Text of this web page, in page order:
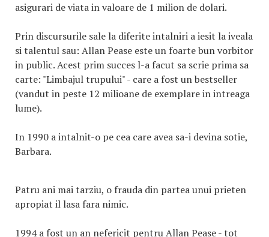
asigurari de viata in valoare de 1 milion de dolari.
Prin discursurile sale la diferite intalniri a iesit la iveala
si talentul sau: Allan Pease este un foarte bun vorbitor
in public. Acest prim succes l-a facut sa scrie prima sa
carte: "Limbajul trupului" - care a fost un bestseller
(vandut in peste 12 milioane de exemplare in intreaga
lume).
In 1990 a intalnit-o pe cea care avea sa-i devina sotie,
Barbara.
Patru ani mai tarziu, o frauda din partea unui prieten
apropiat il lasa fara nimic.
1994 a fost un an nefericit pentru Allan Pease - tot